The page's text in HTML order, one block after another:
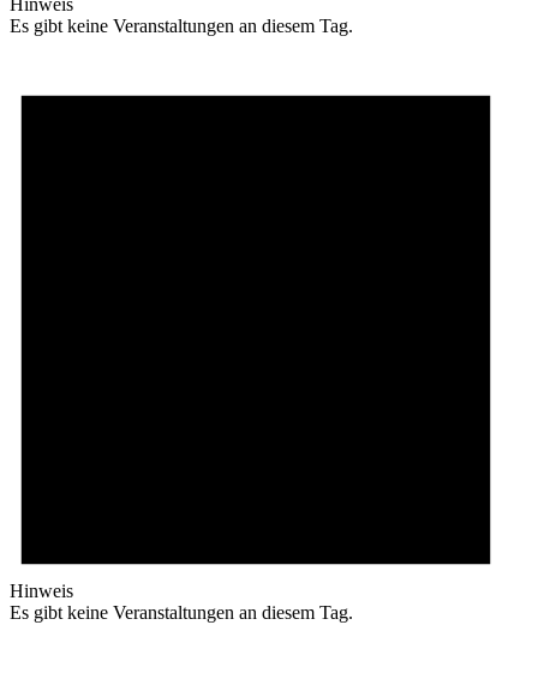
Es gibt keine Veranstaltungen an diesem Tag.
Hinweis
Es gibt keine Veranstaltungen an diesem Tag.